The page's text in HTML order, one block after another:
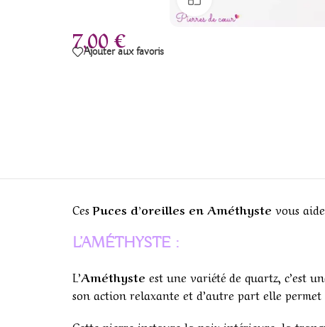
7,00€
Ajouter aux favoris
CesPuces d’oreilles en Améthyste vous
L’AMÉTHYSTE :
L’Améthyste est une variété de quartz, c’est
son action relaxante et d’autre part elle permet